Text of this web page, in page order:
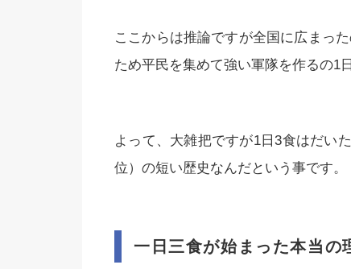
ここからは推論ですが全国に広まっ
ため平民を集めて強い軍隊を作るの1
よって、大雑把ですが1日3食はだい
位）の短い歴史なんだという事です。
一日三食が始まった本当の